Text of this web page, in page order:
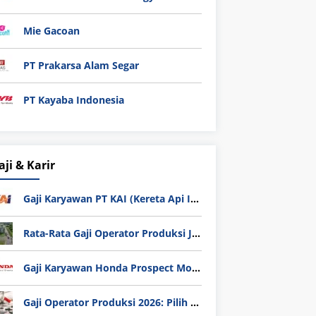
Mie Gacoan
PT Prakarsa Alam Segar
PT Kayaba Indonesia
& Karir
Gaji Karyawan PT KAI (Kereta Api Indonesia) Update 2025
Rata-Rata Gaji Operator Produksi Jabodetabek 2025: Bedah Tuntas UMK, Lemburan, dan Realita Hidup Buruh
Gaji Karyawan Honda Prospect Motor Semua Divisi
Gaji Operator Produksi 2026: Pilih PT Astra Honda Motor (AHM) atau Manufaktur di Jepang?